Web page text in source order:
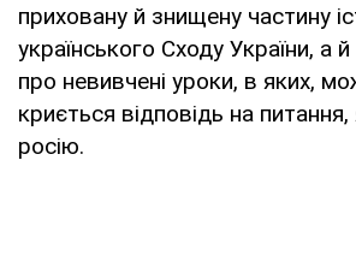
приховану й знищену частину
українського Сходу України, а
про невивчені уроки, в яких,
криється відповідь на
росію.